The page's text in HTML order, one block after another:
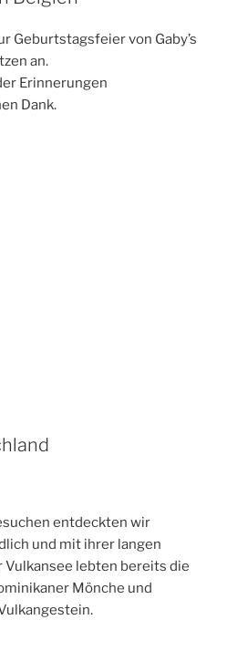
Geburtstagsfeier von Gaby’s
an.
Erinnerungen
Dank.
entdeckten wir
und mit ihrer langen
Vulkansee lebten bereits die
Mönche und